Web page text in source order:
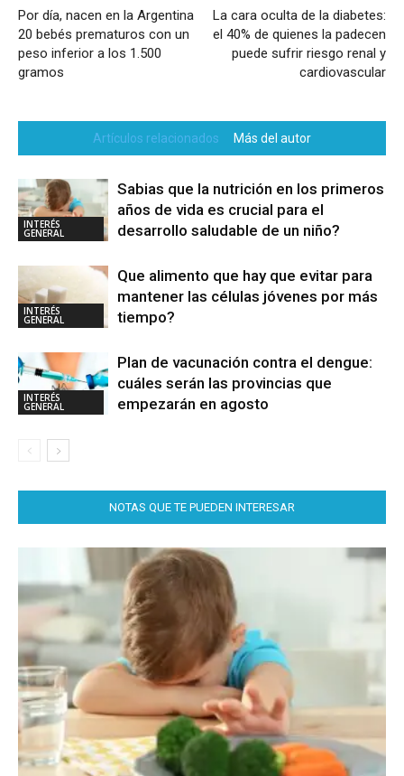
Por día, nacen en la Argentina
20 bebés prematuros con un
peso inferior a los 1.500
gramos
La cara oculta de la diabetes:
el 40% de quienes la padecen
puede sufrir riesgo renal y
cardiovascular
Artículos relacionados Más del autor
INTERÉS
GENERAL
Sabias que la nutrición en los primeros
años de vida es crucial para el
desarrollo saludable de un niño?
INTERÉS
GENERAL
Que alimento que hay que evitar para
mantener las células jóvenes por más
tiempo?
INTERÉS
GENERAL
Plan de vacunación contra el dengue:
cuáles serán las provincias que
empezarán en agosto
NOTAS QUE TE PUEDEN INTERESAR